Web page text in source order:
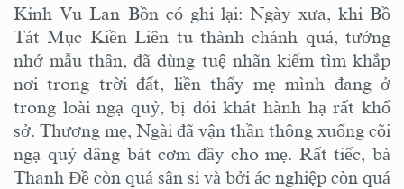
Kinh Vu Lan Bồn có ghi lại: Ngày xưa, khi Bồ
Tát Mục Kiền Liên tu thành chánh quả, tưởng
nhớ mẫu thân, đã dùng tuệ nhãn kiếm tìm khắp
nơi trong trời đất, liền thấy mẹ mình đang ở
trong loài ngạ quỷ, bị đói khát hành hạ rất khổ
sở. Thương mẹ, Ngài đã vận thần thông xuống cõi
ngạ quỷ dâng bát cơm đầy cho mẹ. Rất tiếc, bà
Thanh Đề còn quá sân si và bởi ác nghiệp còn quá